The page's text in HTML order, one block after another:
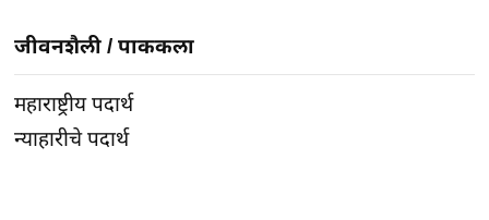
जीवनशैली /पाककला
महाराष्ट्रीय पदार्थ
न्याहारीचे पदार्थ